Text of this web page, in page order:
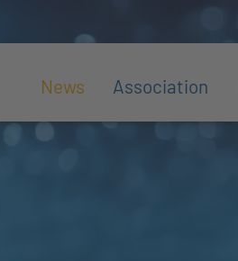
News Association